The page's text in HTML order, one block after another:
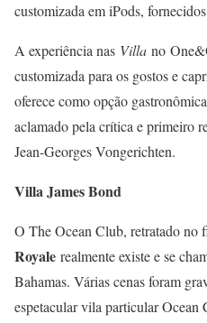
customizada em iPods,
A experiência nas Villa no
customizada para os gostos e
oferece como opção
aclamado pela crítica e primeiro
Jean-Georges Vongerichten.
Villa James Bond
O The Ocean Club, retratado no
Royale realmente existe e se
Bahamas. Várias cenas foram
espetacular vila particular